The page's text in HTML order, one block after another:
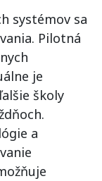
systémov sa
Pilotná
je
školy
a